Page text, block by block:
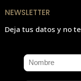
NEWSLETTER
Deja tus datos y no